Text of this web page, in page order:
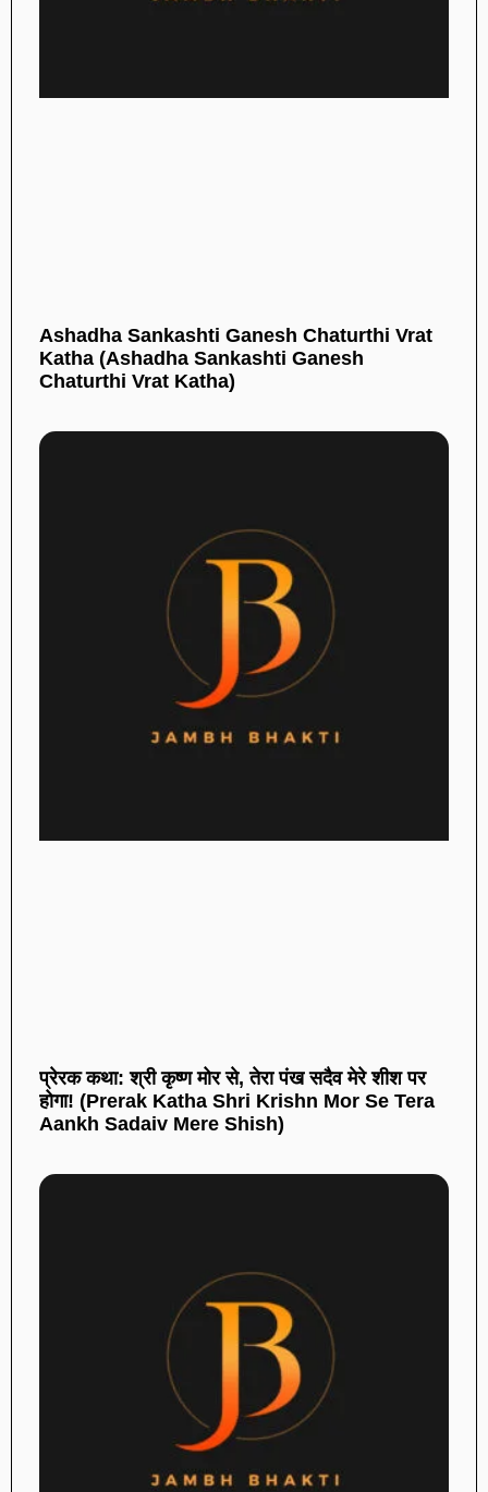
Ashadha Sankashti Ganesh Chaturthi Vrat
Katha (Ashadha Sankashti Ganesh
Chaturthi Vrat Katha)
प्रेरक कथा: श्री कृष्ण मोर से, तेरा पंख सदैव मेरे शीश पर
होगा! (Prerak Katha Shri Krishn Mor Se Tera
Aankh Sadaiv Mere Shish)